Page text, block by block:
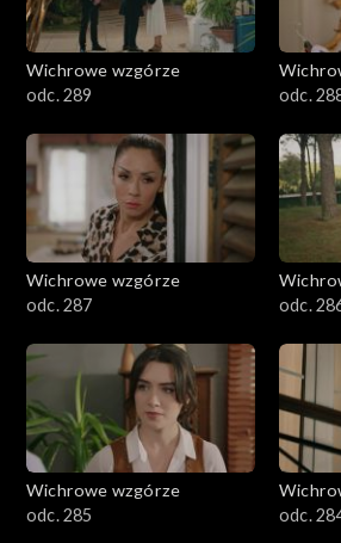
Wichrowe wzgórze
odc. 289
odc.
Wichrowe wzgórze
odc. 287
odc.
Wichrowe wzgórze
odc. 285
odc.